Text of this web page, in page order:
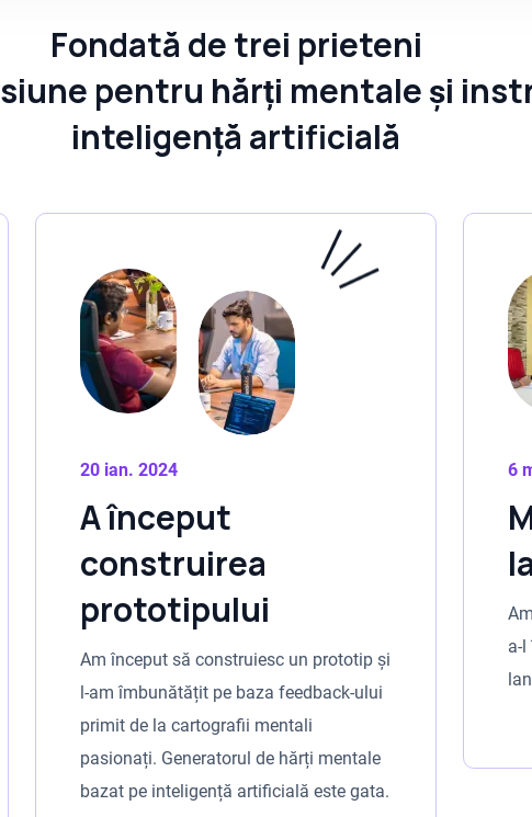
Fondată de trei prieteni
pentru hărți mentale și
inteligență artificială
20 ian. 2024
A început
construirea
prototipului
Am început să construiesc un prototip și
l-am îmbunătățit pe baza feedback-ului
primit de la cartografii mentali
pasionați. Generatorul de hărți mentale
bazat pe inteligență artificială este gata.
6
a-l